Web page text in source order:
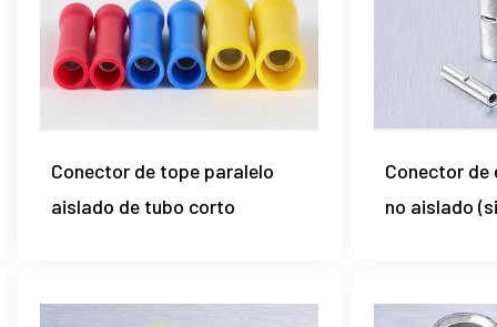
Conector de tope paralelo
aislado de tubo corto
Conector de
no aislado